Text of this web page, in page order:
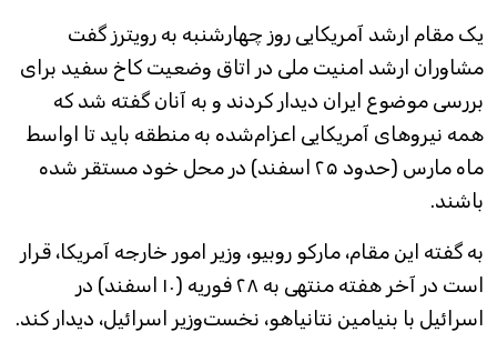
یک مقام ارشد آمریکایی روز چهارشنبه به رویترز گفت
مشاوران ارشد امنیت ملی در اتاق وضعیت کاخ سفید برای
بررسی موضوع ایران دیدار کردند و به آنان گفته شد که
همه نیروهای آمریکایی اعزام‌شده به منطقه باید تا اواسط
ماه مارس (حدود ۲۵ اسفند) در محل خود مستقر شده
باشند.
به گفته این مقام، مارکو روبیو، وزیر امور خارجه آمریکا، قرار
است در آخر هفته منتهی به ۲۸ فوریه (۱۰ اسفند) در
اسرائیل با بنیامین نتانیاهو، نخست‌وزیر اسرائیل، دیدار کند.